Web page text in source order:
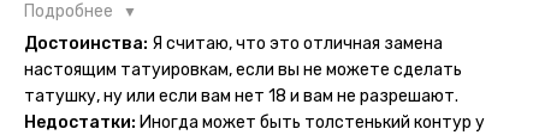
просто не "усиживались", не те темнели, а после душа
вообще слазили, вот недавно сделала фризби дог и он
через сутки проявился и все ещё держится!! ну а 4 звезды
потому что у меня ещё очень много переводных
татуировок(
Подробнее
Достоинства: Я считаю, что это отличная замена
настоящим татуировкам, если вы не можете сделать
татушку, ну или если вам нет 18 и вам не разрешают.
Недостатки: Иногда может быть толстенький контур у